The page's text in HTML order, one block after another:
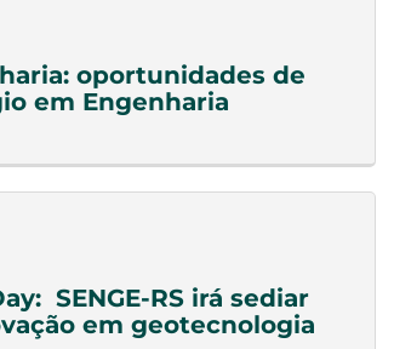
oportunidades de
em Engenharia
SENGE-RS irá sediar
em geotecnologia